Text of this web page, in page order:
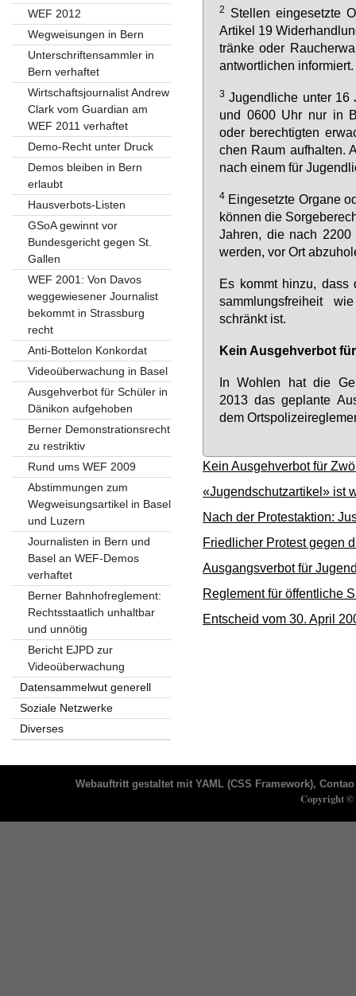
2
Stel­len ein­ge­setz­te
Ar­ti­kel 19
trän­ke oder
ant­wort­li­chen in­for­miert.
3 Ju­gend­li­che un­ter 16
und 0600 Uhr nur in
oder be­rech­tig­ten
chen Raum auf­hal­ten.
nach ei­nem für
4 Ein­ge­setz­te Or­ga­ne
kön­nen die
Jah­ren, die nach
wer­den, vor Ort
Es kommt hin­zu, dass
samm­lungs­frei­heit
schränkt ist.
Kein Aus­geh­ver­bot
In Woh­len hat die
2013 das ge­plan­te
dem
Kein Ausgehverbot für
«Jugendschutzartikel» ist
Nach der Protestaktion:
Friedlicher Protest gegen
Ausgangsverbot für
Reglement für öffentliche
Entscheid vom 30. April
WEF 2012
Wegweisungen in Bern
Unterschriftensammler in
Bern verhaftet
Wirtschaftsjournalist Andrew
Clark vom Guardian am
WEF 2011 verhaftet
Demo-Recht unter Druck
Demos bleiben in Bern
erlaubt
Hausverbots-Listen
GSoA gewinnt vor
Bundesgericht gegen St.
Gallen
WEF 2001: Von Davos
weggewiesener Journalist
bekommt in Strassburg
recht
Anti-Bottelon Konkordat
Videoüberwachung in Basel
Ausgehverbot für Schüler in
Dänikon aufgehoben
Berner Demonstrationsrecht
zu restriktiv
Rund ums WEF 2009
Abstimmungen zum
Wegweisungsartikel in Basel
und Luzern
Journalisten in Bern und
Basel an WEF-Demos
verhaftet
Berner Bahnhofreglement:
Rechtsstaatlich unhaltbar
und unnötig
Bericht EJPD zur
Videoüberwachung
Datensammelwut generell
Soziale Netzwerke
Diverses
Webauftritt gestaltet mit YAML (CSS Framework), Contao
Copyright ©